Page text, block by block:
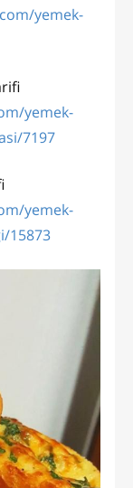
yemek-
yemek-
7197
yemek-
15873